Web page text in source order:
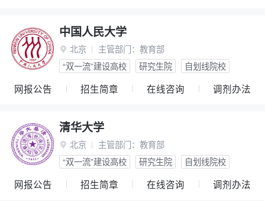
中国人民大学
 北京 主管部门： 教育部
“双一流”建设高校
研究生院 自划线院校
网报公告 招生简章 在线咨询 调剂办法
清华大学
 北京 主管部门： 教育部
“双一流”建设高校
研究生院 自划线院校
网报公告 招生简章 在线咨询 调剂办法